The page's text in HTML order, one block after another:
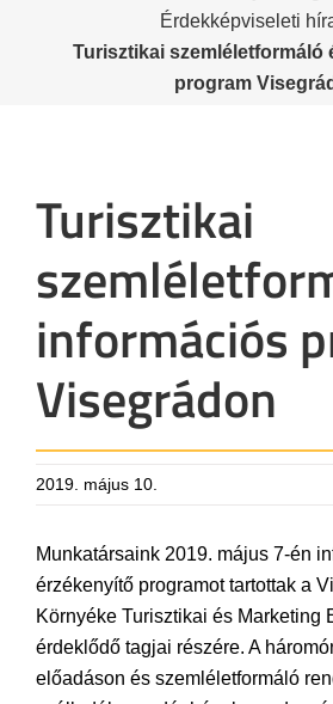
Érdekképviseleti
Turisztikai szemléletformáló
program
Turisztikai
információs
Visegrádon
2019. május 10.
Munkatársaink 2019. május 7-én
érzékenyítő programot tartottak a
Környéke Turisztikai és Marketing
érdeklődő tagjai részére. A
előadáson és szemléletformáló